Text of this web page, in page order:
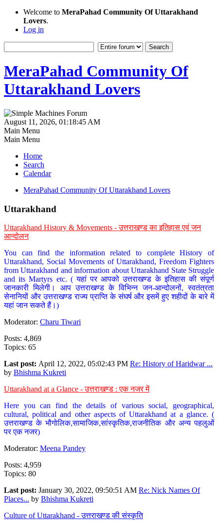
Welcome to MeraPahad Community Of Uttarakhand
Lovers.
Log in
MeraPahad Community Of
Uttarakhand Lovers
August 11, 2026, 01:18:45 AM
Main Menu
Main Menu
Home
Search
Calendar
MeraPahad Community Of Uttarakhand Lovers
Uttarakhand
Uttarakhand History & Movements - उत्तराखण्ड का इतिहास एवं जन
आन्दोलन
You can find the information related to complete History of
Uttarakhand, Social Movements of Uttarakhand, Freedom Fighters
from Uttarakhand and information about Uttarakhand State Struggle
and its Martyrs etc. ( यहां पर आपको उत्तराखण्ड के इतिहास की संपूर्ण
जानकारी मिलेगी। आप उत्तराखण्ड के विभिन्न जन-आन्दोलनों, स्वतंत्रता
सेनानियों और उत्तराखण्ड राज्य प्राप्ति के संघर्ष और इसमें हुए शहीदों के बारे में
यहां जान सकते हैं।)
Moderator: Charu Tiwari
Posts: 4,869
Topics: 65
Last post: April 12, 2022, 05:02:43 PM Re: History of Haridwar ...
by Bhishma Kukreti
Uttarakhand at a Glance - उत्तराखण्ड : एक नजर में
Here you can find the details of various social, geographical,
cultural, political and other aspects of Uttarakhand at a glance. (
उत्तराखण्ड के भौगोलिक,सामाजिक,सांस्कृतिक,राजनीतिक और अन्य पहलुओं
पर एक नजर)
Moderator: Meena Pandey
Posts: 4,959
Topics: 80
Last post: January 30, 2022, 09:50:51 AM Re: Nick Names Of
Places... by Bhishma Kukreti
Culture of Uttarakhand - उत्तराखण्ड की संस्कृति